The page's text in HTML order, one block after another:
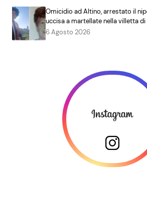
Omicidio ad Altino, arrestato il
uccisa a martellate nella villetta di
6 Agosto 2026